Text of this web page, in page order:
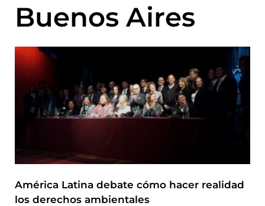
Buenos Aires
América Latina debate cómo hacer realidad
los derechos ambientales